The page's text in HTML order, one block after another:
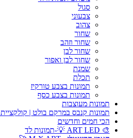
סגול
צבעוני
צהוב
שחור
שחור וזהב
שחור לבן
שחור לבן ואפור
שמנת
תכלת
תמונות בצבע טורקיז
תמונות בצבע כסף
תמונות מעוצבות
תמונות קנבס במרקם בולט | קולקציית Art Touch
הכי חמים וחדשים
🎨 ART LED 💡-תמונות לד